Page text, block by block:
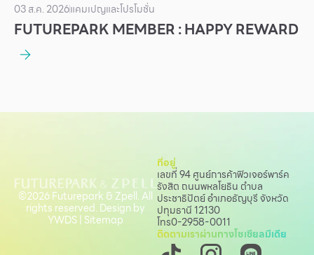
03 ส.ค. 2026แคมเปญและโปรโมชั่น
FUTUREPARK MEMBER : HAPPY REWARD
ที่อยู่
เลขที่ 94 ศูนย์การค้าฟิวเจอร์พาร์ค
รังสิต ถนนพหลโยธิน ตำบล
ประชาธิปัตย์ อำเภอธัญบุรี จังหวัด
ปทุมธานี 12130
โทร0-2958-0011
ติดตามเราผ่านทางโซเชียลมีเดีย
©2026 Futurepark & Zpell. All
rights reserved. Design by
YWDS| Sitemap